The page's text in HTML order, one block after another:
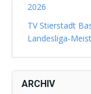
2026
TV Stierstadt
Landesliga-
ARCHIV